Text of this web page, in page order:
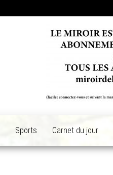
Sports Carnet du jour